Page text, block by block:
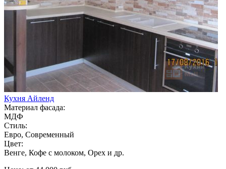
Кухня Айленд
Материал фасада:
МДФ
Стиль:
Евро, Современный
Цвет:
Венге, Кофе с молоком, Орех и др.